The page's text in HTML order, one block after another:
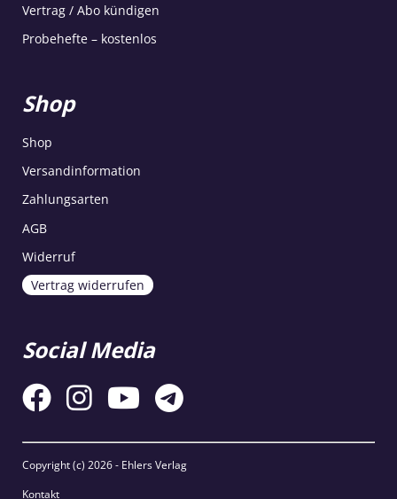
Vertrag / Abo kündigen
Probehefte – kostenlos
Shop
Shop
Versandinformation
Zahlungsarten
AGB
Widerruf
Vertrag widerrufen
Social Media
Copyright (c) 2026 - Ehlers Verlag
Kontakt